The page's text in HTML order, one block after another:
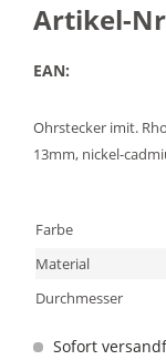
Artikel-
EAN:
Ohrstecker imit.
13mm, nickel-
Farbe
Material
Durchmesser
Sofort